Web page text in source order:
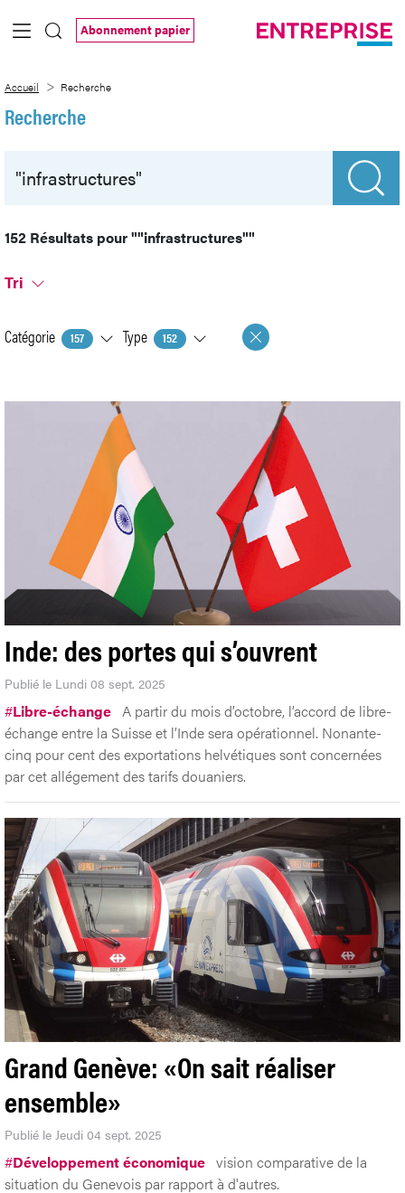
Saut au contenu principal
Abonnement papier
Accueil Recherche
Recherche
152 Résultats pour""infrastructures""
Tri
Catégorie 157 Type 152
Inde: des portes qui s’ouvrent
Publié le Lundi 08 sept. 2025
#Libre-échange A partir du mois d’octobre, l’accord de libre-
échange entre la Suisse et l’Inde sera opérationnel. Nonante-
cinq pour cent des exportations helvétiques sont concernées
par cet allégement des tarifs douaniers.
Grand Genève: «On sait réaliser
ensemble»
Publié le Jeudi 04 sept. 2025
#Développement économique vision comparative de la
situation du Genevois par rapport à d'autres.